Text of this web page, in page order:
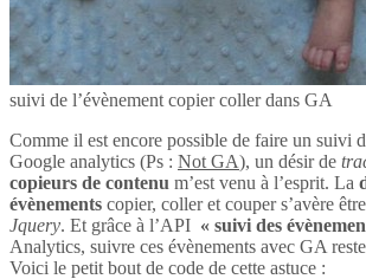
suivi de l’évènement copier coller dans GA
Comme il est encore possible de faire un suivi
Google analytics (Ps : Not GA), un désir de
copieurs de contenu m’est venu à l’esprit. La
évènements copier, coller et couper s’avère être
Jquery. Et grâce à l’API « suivi des
Analytics, suivre ces évènements avec GA
Voici le petit bout de code de cette astuce :